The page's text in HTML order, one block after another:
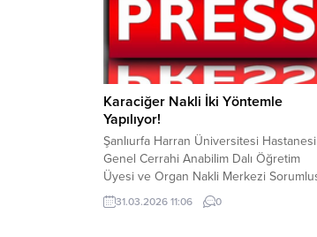
Karaciğer Nakli İki Yöntemle
Yapılıyor!
Şanlıurfa Harran Üniversitesi Hastanesi
Genel Cerrahi Anabilim Dalı Öğretim
Üyesi ve Organ Nakli Merkezi
Prof. Dr. Faik Tatlı, son dönem karaciğer
yetmezliğinde en etkili ve çoğu zaman
31.03.2026 11:06 0